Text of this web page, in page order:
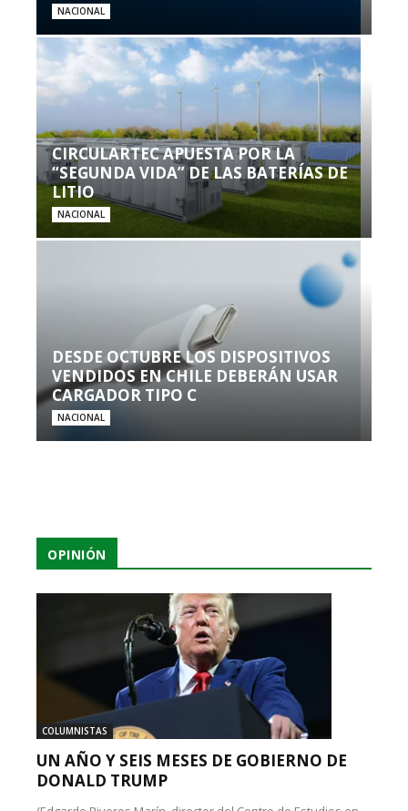
NACIONAL
CIRCULARTEC APUESTA POR LA
“SEGUNDA VIDA” DE LAS BATERÍAS DE
LITIO
NACIONAL
DESDE OCTUBRE LOS DISPOSITIVOS
VENDIDOS EN CHILE DEBERÁN USAR
CARGADOR TIPO C
NACIONAL
OPINIÓN
COLUMNISTAS
UN AÑO Y SEIS MESES DE GOBIERNO DE
DONALD TRUMP